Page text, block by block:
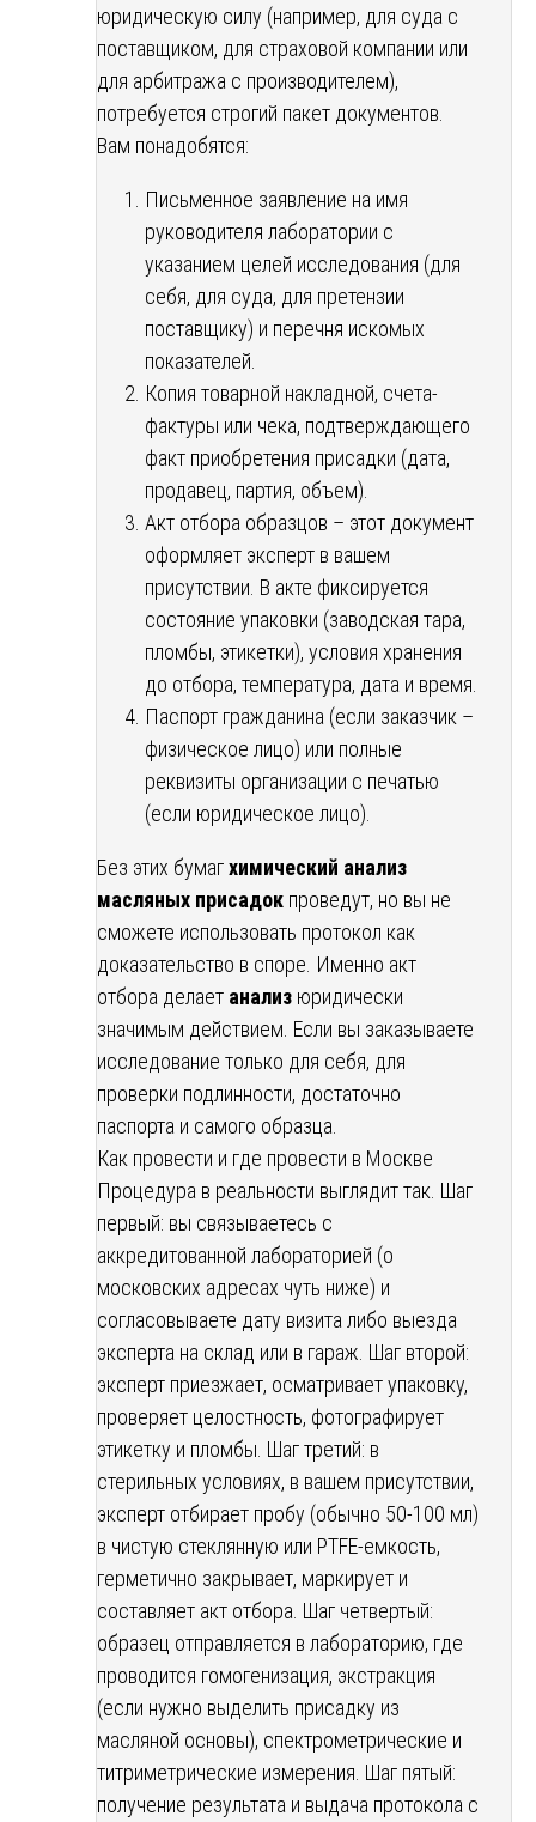
юридическую силу (например, для суда с
поставщиком, для страховой компании или
для арбитража с производителем),
потребуется строгий пакет документов.
Вам понадобятся:
Письменное заявление на имя
руководителя лаборатории с
указанием целей исследования (для
себя, для суда, для претензии
поставщику) и перечня искомых
показателей.
Копия товарной накладной, счета-
фактуры или чека, подтверждающего
факт приобретения присадки (дата,
продавец, партия, объем).
Акт отбора образцов – этот документ
оформляет эксперт в вашем
присутствии. В акте фиксируется
состояние упаковки (заводская тара,
пломбы, этикетки), условия хранения
до отбора, температура, дата и время.
Паспорт гражданина (если заказчик –
физическое лицо) или полные
реквизиты организации с печатью
(если юридическое лицо).
Без этих бумагхимический анализ
масляных присадок проведут, но вы не
сможете использовать протокол как
доказательство в споре. Именно акт
отбора делает анализ юридически
значимым действием. Если вы заказываете
исследование только для себя, для
проверки подлинности, достаточно
паспорта и самого образца.
Как провести и где провести в Москве
Процедура в реальности выглядит так. Шаг
первый: вы связываетесь с
аккредитованной лабораторией (о
московских адресах чуть ниже) и
согласовываете дату визита либо выезда
эксперта на склад или в гараж. Шаг второй:
эксперт приезжает, осматривает упаковку,
проверяет целостность, фотографирует
этикетку и пломбы. Шаг третий: в
стерильных условиях, в вашем присутствии,
эксперт отбирает пробу (обычно 50-100 мл)
в чистую стеклянную или PTFE-емкость,
герметично закрывает, маркирует и
составляет акт отбора. Шаг четвертый:
образец отправляется в лабораторию, где
проводится гомогенизация, экстракция
(если нужно выделить присадку из
масляной основы), спектрометрические и
титриметрические измерения. Шаг пятый:
получение результата и выдача протокола с